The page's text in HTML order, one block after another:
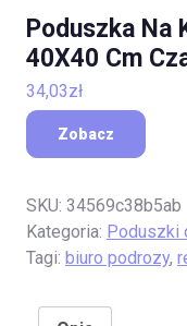
Poduszka Na
40X40 Cm
34,03zł
Zobacz
SKU: 34569c38b5ab
Kategoria: Poduszki
Tagi: biuro podrozy,